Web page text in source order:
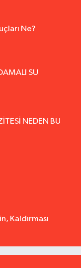
Ne?
SU
NEDEN BU
Kaldırması